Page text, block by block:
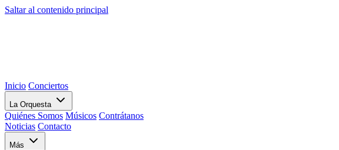
Saltar al contenido principal
Inicio Conciertos
La Orquesta
Quiénes Somos Músicos Contrátanos
Noticias Contacto
Más